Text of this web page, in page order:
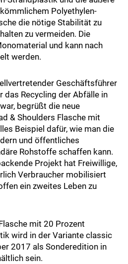
Polyethylen-
die nötige Stabilität zu
zu vermeiden. Die
und kann nach
werden.
Geschäftsführer
das Recycling der Abfälle in
begrüßt die neue
& Shoulders Flasche mit
Beispiel dafür, wie man die
und öffentliches
Rohstoffe schaffen kann.
Projekt hat Freiwillige,
Verbraucher mobilisiert
ein zweites Leben zu
mit 20 Prozent
wird in der Variante classic
2017 als Sonderedition in
sein.